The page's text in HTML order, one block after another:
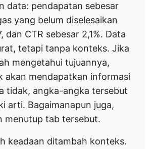
data: pendapatan sebesar
yang belum diselesaikan
dan CTR sebesar 2,1%. Data
tetapi tanpa konteks. Jika
mengetahui tujuannya,
akan mendapatkan informasi
tidak, angka-angka tersebut
arti. Bagaimanapun juga,
menutup tab tersebut.
keadaan ditambah konteks.